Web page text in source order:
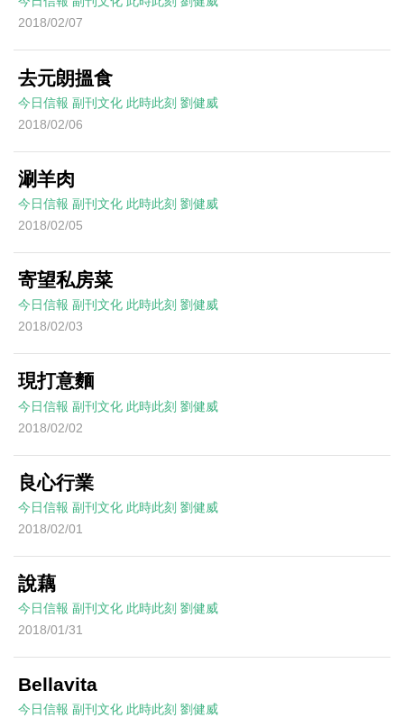
2018/02/07
去元朗搵食
今日信報 副刊文化 此時此刻 劉健威
2018/02/06
涮羊肉
今日信報 副刊文化 此時此刻 劉健威
2018/02/05
寄望私房菜
今日信報 副刊文化 此時此刻 劉健威
2018/02/03
現打意麵
今日信報 副刊文化 此時此刻 劉健威
2018/02/02
良心行業
今日信報 副刊文化 此時此刻 劉健威
2018/02/01
說藕
今日信報 副刊文化 此時此刻 劉健威
2018/01/31
Bellavita
今日信報 副刊文化 此時此刻 劉健威